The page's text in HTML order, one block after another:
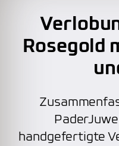
Rosegold
handgefertigte